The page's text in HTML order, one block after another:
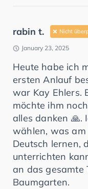
rabin t. Nicht
January 23, 2025
Heute habe ich
ersten Anlauf
war Kay Ehlers.
möchte ihm
alles danken 🙏.
wählen, was am
Deutsch lernen,
unterrichten
an das gesamte
Baumgarten.